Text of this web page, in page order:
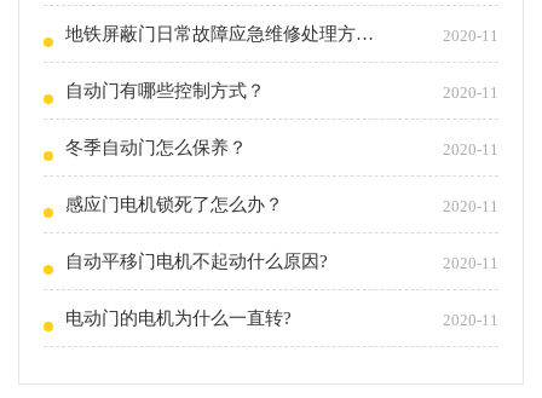
地铁屏蔽门日常故障应急维修处理方法！ 2020-11
自动门有哪些控制方式？ 2020-11
冬季自动门怎么保养？ 2020-11
感应门电机锁死了怎么办？ 2020-11
自动平移门电机不起动什么原因? 2020-11
电动门的电机为什么一直转? 2020-11